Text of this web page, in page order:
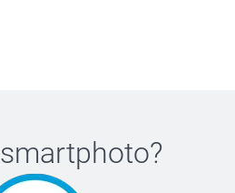
smartphoto?